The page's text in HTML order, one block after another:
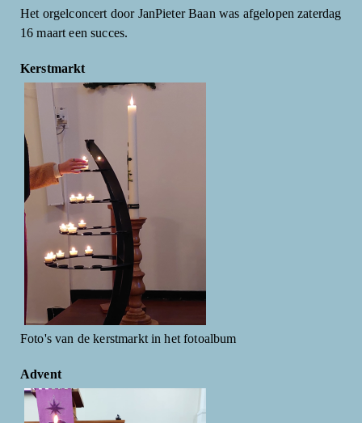
Het orgelconcert door JanPieter Baan was afgelopen zaterdag
16 maart een succes.
Kerstmarkt
Foto's van de kerstmarkt in het fotoalbum
Advent